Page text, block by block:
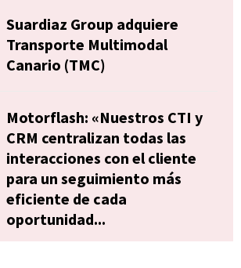
Suardiaz Group adquiere
Transporte Multimodal
Canario (TMC)
Motorflash: «Nuestros CTI y
CRM centralizan todas las
interacciones con el cliente
para un seguimiento más
eficiente de cada
oportunidad...